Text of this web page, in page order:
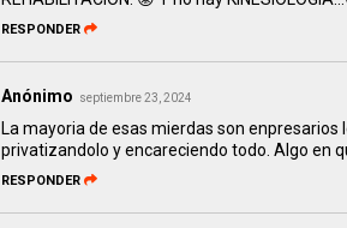
RESPONDER
Anónimo septiembre 23, 2024
La mayoria de esas mierdas son
privatizandolo y encareciendo todo. Algo en
RESPONDER